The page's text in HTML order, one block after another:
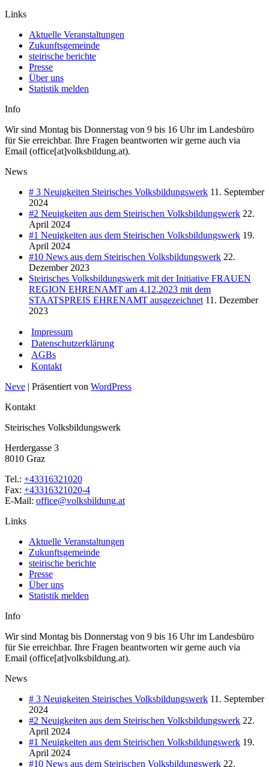
Links
Aktuelle Veranstaltungen
Zukunftsgemeinde
steirische berichte
Presse
Über uns
Statistik melden
Info
Wir sind Montag bis Donnerstag von 9 bis 16 Uhr im Landesbüro
für Sie erreichbar. Ihre Fragen beantworten wir gerne auch via
Email (office[at]volksbildung.at).
News
# 3 Neuigkeiten Steirisches Volksbildungswerk 11. September
2024
#2 Neuigkeiten aus dem Steirischen Volksbildungswerk 22.
April 2024
#1 Neuigkeiten aus dem Steirischen Volksbildungswerk 19.
April 2024
#10 News aus dem Steirischen Volksbildungswerk 22.
Dezember 2023
Steirisches Volksbildungswerk mit der Initiative FRAUEN
REGION EHRENAMT am 4.12.2023 mit dem
STAATSPREIS EHRENAMT ausgezeichnet 11. Dezember
2023
Impressum
Datenschutzerklärung
AGBs
Kontakt
Neve | Präsentiert von WordPress
Kontakt
Steirisches Volksbildungswerk
Herdergasse 3
8010 Graz
Tel.: +43316321020
Fax: +43316321020-4
E-Mail: office@volksbildung.at
Links
Aktuelle Veranstaltungen
Zukunftsgemeinde
steirische berichte
Presse
Über uns
Statistik melden
Info
Wir sind Montag bis Donnerstag von 9 bis 16 Uhr im Landesbüro
für Sie erreichbar. Ihre Fragen beantworten wir gerne auch via
Email (office[at]volksbildung.at).
News
# 3 Neuigkeiten Steirisches Volksbildungswerk 11. September
2024
#2 Neuigkeiten aus dem Steirischen Volksbildungswerk 22.
April 2024
#1 Neuigkeiten aus dem Steirischen Volksbildungswerk 19.
April 2024
#10 News aus dem Steirischen Volksbildungswerk 22.